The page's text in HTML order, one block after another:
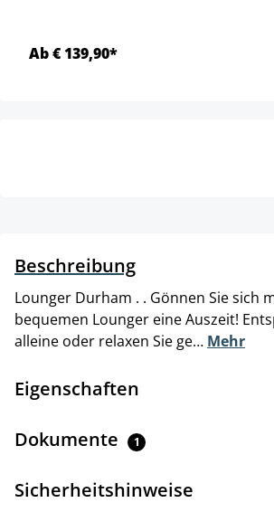
Ab € 139,90*
Beschreibung
Lounger Durham . . Gönnen Sie sich
bequemen Lounger eine Auszeit!
alleine oder relaxen Sie ge… Mehr
Eigenschaften
Dokumente 1
Sicherheitshinweise